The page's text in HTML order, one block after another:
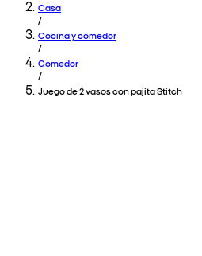
Casa
/
Cocina y comedor
/
Comedor
/
Juego de 2 vasos con pajita Stitch